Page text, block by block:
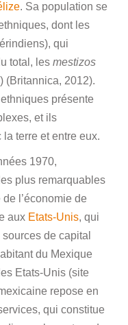
. Sa population se
dont les
qui
total, les mestizos
(Britannica, 2012).
présente
et ils
terre et entre eux.
1970,
plus remarquables
l’économie de
aux Etats-Unis, qui
de capital
du Mexique
Etats-Unis (site
repose en
qui constitue